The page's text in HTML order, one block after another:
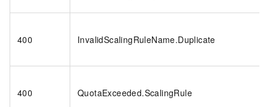
400 InvalidScalingRuleName.Duplicate
400 QuotaExceeded.ScalingRule